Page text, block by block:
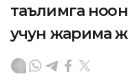
таълимга
учун жарима